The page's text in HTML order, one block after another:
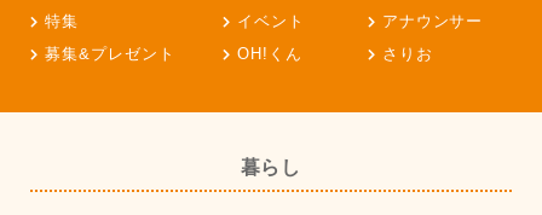
特集
イベント
アナウンサー
募集&プレゼント
OH!くん さりお
暮らし